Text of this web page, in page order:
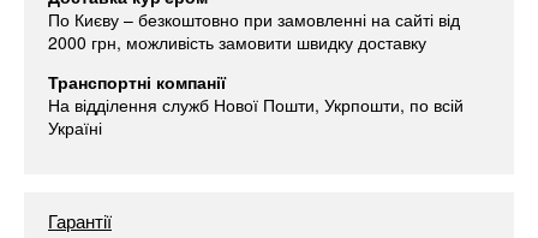
По Києву – безкоштовно при замовленні на сайті від
2000 грн, можливість замовити швидку доставку
Транспортні компанії
На відділення служб Нової Пошти, Укрпошти, по всій
Україні
Гарантії